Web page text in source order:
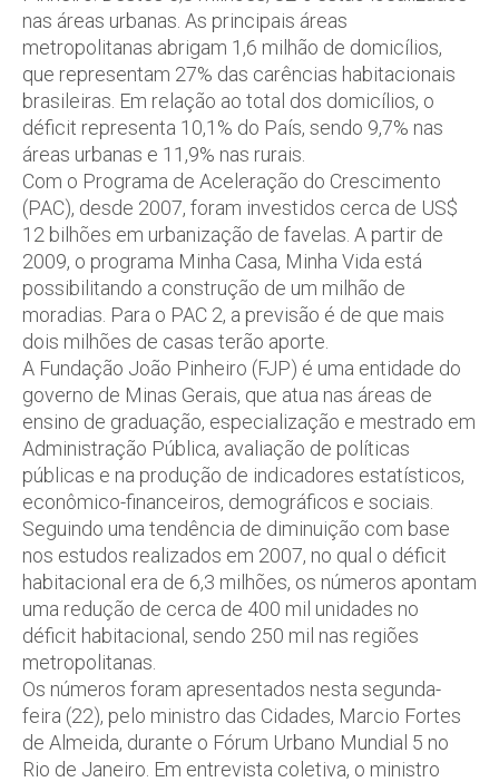
nas áreas urbanas. As principais áreas
metropolitanas abrigam 1,6 milhão de domicílios,
que representam 27% das carências habitacionais
brasileiras. Em relação ao total dos domicílios, o
déficit representa 10,1% do País, sendo 9,7% nas
áreas urbanas e 11,9% nas rurais.
Com o Programa de Aceleração do Crescimento
(PAC), desde 2007, foram investidos cerca de US$
12 bilhões em urbanização de favelas. A partir de
2009, o programa Minha Casa, Minha Vida está
possibilitando a construção de um milhão de
moradias. Para o PAC 2, a previsão é de que mais
dois milhões de casas terão aporte.
A Fundação João Pinheiro (FJP) é uma entidade do
governo de Minas Gerais, que atua nas áreas de
ensino de graduação, especialização e mestrado em
Administração Pública, avaliação de políticas
públicas e na produção de indicadores estatísticos,
econômico-financeiros, demográficos e sociais.
Seguindo uma tendência de diminuição com base
nos estudos realizados em 2007, no qual o déficit
habitacional era de 6,3 milhões, os números apontam
uma redução de cerca de 400 mil unidades no
déficit habitacional, sendo 250 mil nas regiões
metropolitanas.
Os números foram apresentados nesta segunda-
feira (22), pelo ministro das Cidades, Marcio Fortes
de Almeida, durante o Fórum Urbano Mundial 5 no
Rio de Janeiro. Em entrevista coletiva, o ministro